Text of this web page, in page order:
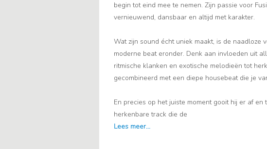
begin tot eind mee te nemen. Zijn passie voor
vernieuwend, dansbaar en altijd met karakter.
Wat zijn sound écht uniek maakt, is de naadloze
moderne beat eronder. Denk aan invloeden uit
ritmische klanken en exotische melodieën tot
gecombineerd met een diepe housebeat die je
En precies op het juiste moment gooit hij er af
herkenbare track die de